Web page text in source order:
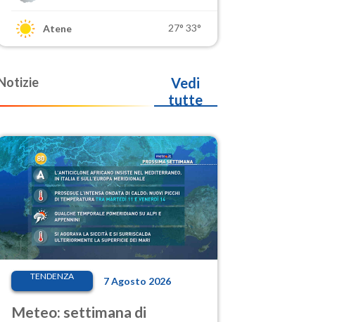
Atene 27° 33°
Vedi
tutte
TENDENZA 7 Agosto 2026
Meteo: settimana di